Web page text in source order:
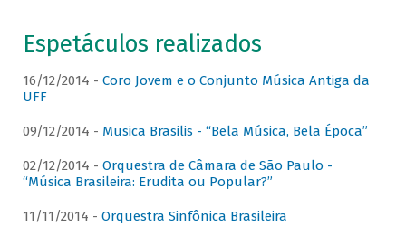
Espetáculos realizados
16/12/2014 - Coro Jovem e o Conjunto Música Antiga da
UFF
09/12/2014 - Musica Brasilis - “Bela Música, Bela Época”
02/12/2014 - Orquestra de Câmara de São Paulo -
“Música Brasileira: Erudita ou Popular?”
11/11/2014 - Orquestra Sinfônica Brasileira